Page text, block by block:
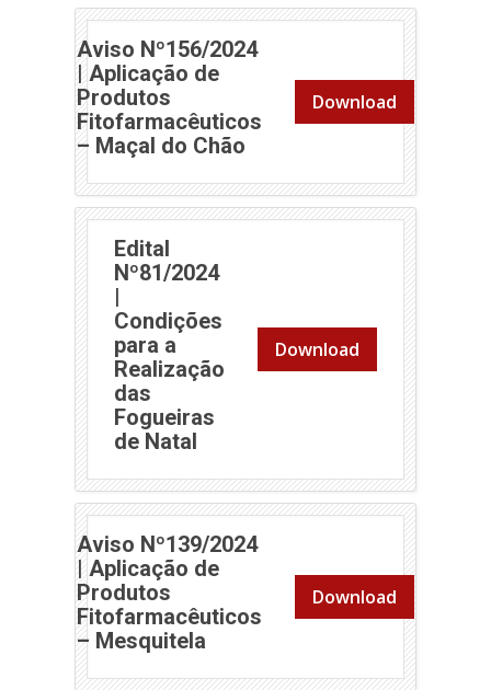
Aviso Nº156/2024
| Aplicação de
Produtos
Fitofarmacêuticos
– Maçal do Chão (abre em nova janela)
Download
Edital
Nº81/2024
|
Condições
para a
Realização
das
Fogueiras
de Natal (abre em nova janela)
Download
Aviso Nº139/2024
| Aplicação de
Produtos
Fitofarmacêuticos
– Mesquitela (abre em nova janela)
Download